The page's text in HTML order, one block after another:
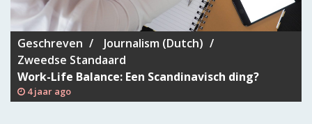
Geschreven
Journalism (Dutch)
Zweedse Standaard
Work-Life Balance: Een Scandinavisch ding?
4 jaar ago